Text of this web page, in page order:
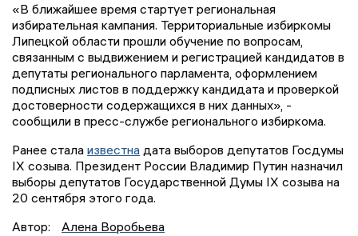
«В ближайшее время стартует региональная
избирательная кампания. Территориальные избиркомы
Липецкой области прошли обучение по вопросам,
связанным с выдвижением и регистрацией кандидатов в
депутаты регионального парламента, оформлением
подписных листов в поддержку кандидата и проверкой
достоверности содержащихся в них данных», -
сообщили в пресс-службе регионального избиркома.
Ранее стала известна дата выборов депутатов Госдумы
IX созыва. Президент России Владимир Путин назначил
выборы депутатов Государственной Думы IX созыва на
20 сентября этого года.
Автор:
Алена Воробьева